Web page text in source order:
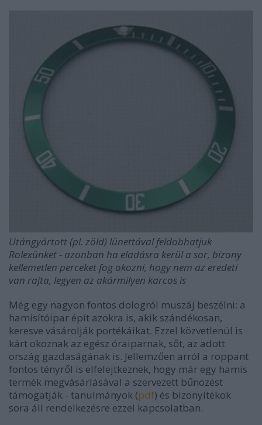
Utángyártott (pl. zöld) lünettával feldobhatjuk
Rolexünket - azonban ha eladásra kerül a sor, bizony
kellemetlen perceket fog okozni, hogy nem az eredeti
van rajta, legyen az akármilyen karcos is
Még egy nagyon fontos dologról muszáj beszélni: a
hamisítóipar épít azokra is, akik szándékosan,
keresve vásárolják portékáikat. Ezzel közvetlenül is
kárt okoznak az egész óraiparnak, sőt, az adott
ország gazdaságának is. Jellemzően arról a roppant
fontos tényről is elfelejtkeznek, hogy már egy hamis
termék megvásárlásával a szervezett bűnözést
támogatják - tanulmányok (pdf) és bizonyítékok
sora áll rendelkezésre ezzel kapcsolatban.